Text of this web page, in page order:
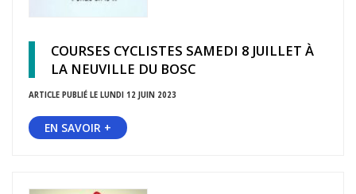
COURSES CYCLISTES SAMEDI 8 JUILLET À
LA NEUVILLE DU BOSC
ARTICLE PUBLIÉ LE LUNDI 12 JUIN 2023
EN SAVOIR +